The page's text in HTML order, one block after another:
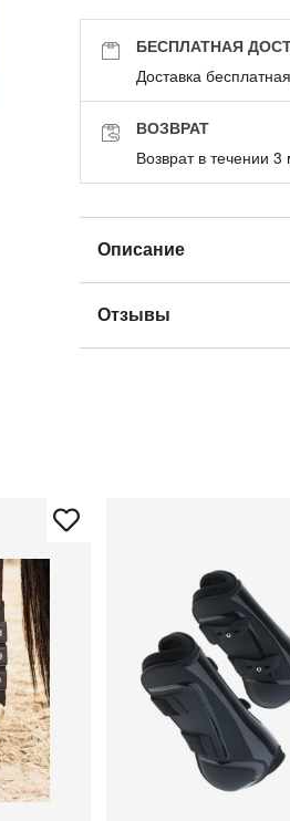
БЕСПЛАТНАЯ
Доставка
ВОЗВРАТ
Возврат в течении
Описание
Отзывы